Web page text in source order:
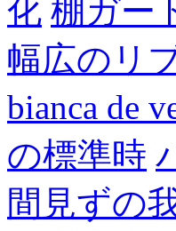
化 棚ガー
幅広のリ
bianca de
の標準時
間見ずの